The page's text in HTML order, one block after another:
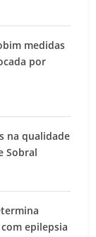
medidas
por
na qualidade
Sobral
epilepsia